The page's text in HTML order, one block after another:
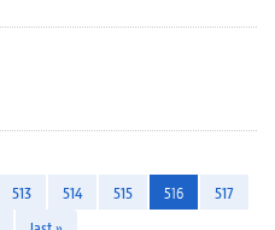
513 514 515 516
517